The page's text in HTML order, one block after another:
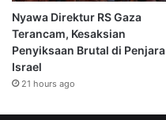
Nyawa Direktur RS Gaza
Terancam, Kesaksian
Penyiksaan Brutal di Penjara
Israel
21 hours ago